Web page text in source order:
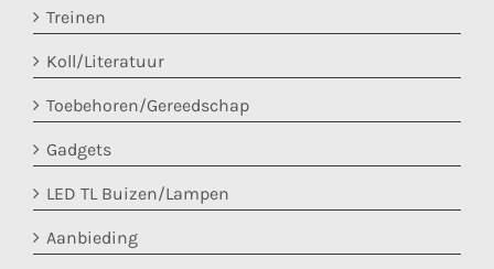
Treinen
Koll/Literatuur
Toebehoren/Gereedschap
Gadgets
LED TL Buizen/Lampen
Aanbieding